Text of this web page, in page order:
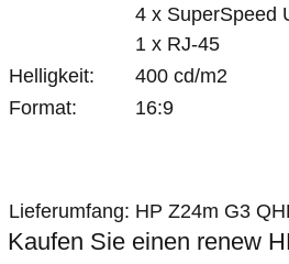
4 x SuperSpeed
1 x RJ-45
Helligkeit:
400 cd/m2
Format:
16:9
Lieferumfang: HP Z24m G3
Kaufen Sie einen renew